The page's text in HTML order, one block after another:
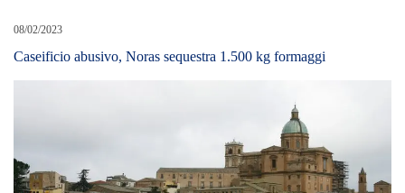
08/02/2023
Caseificio abusivo, Noras sequestra 1.500 kg formaggi